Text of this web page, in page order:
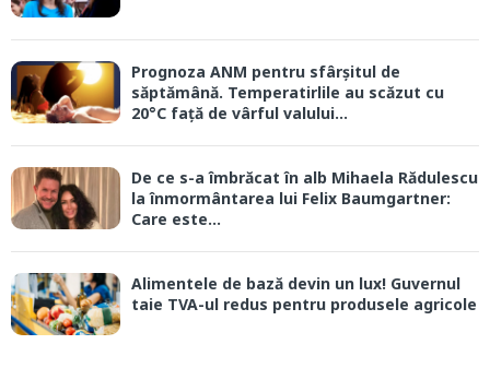
Prognoza ANM pentru sfârșitul de
săptămână. Temperatirlile au scăzut cu
20°C față de vârful valului...
De ce s-a îmbrăcat în alb Mihaela Rădulescu
la înmormântarea lui Felix Baumgartner:
Care este...
Alimentele de bază devin un lux! Guvernul
taie TVA-ul redus pentru produsele agricole